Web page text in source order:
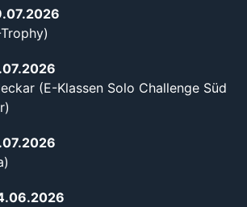
(E-Klassen Solo Challenge Süd